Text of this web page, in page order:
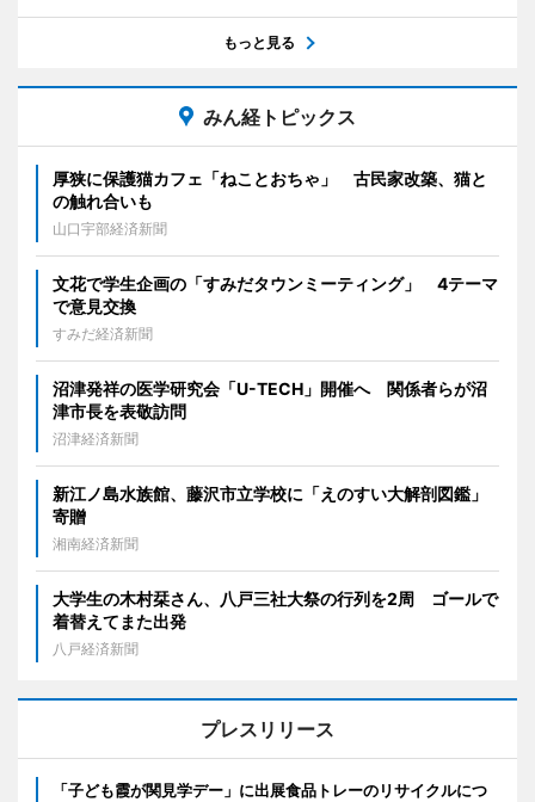
もっと見る
みん経トピックス
厚狭に保護猫カフェ「ねことおちゃ」 古民家改築、猫と
の触れ合いも
山口宇部経済新聞
文花で学生企画の「すみだタウンミーティング」 4テーマ
で意見交換
すみだ経済新聞
沼津発祥の医学研究会「U-TECH」開催へ 関係者らが沼
津市長を表敬訪問
沼津経済新聞
新江ノ島水族館、藤沢市立学校に「えのすい大解剖図鑑」
寄贈
湘南経済新聞
大学生の木村栞さん、八戸三社大祭の行列を2周 ゴールで
着替えてまた出発
八戸経済新聞
プレスリリース
「子ども霞が関見学デー」に出展食品トレーのリサイクルにつ